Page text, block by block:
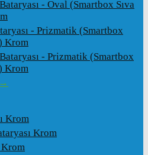
- Oval (Smartbox Sıva
- Prizmatik (Smartbox
Krom
- Prizmatik (Smartbox
Krom
Krom
Krom
Krom